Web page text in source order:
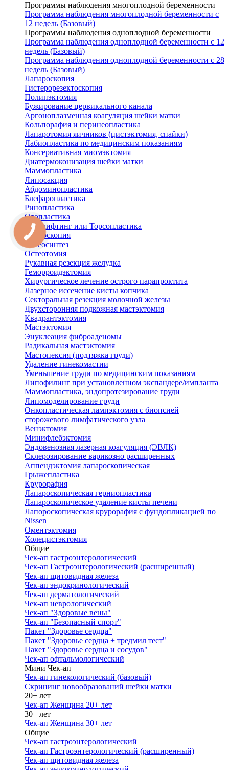
Программы наблюдения многоплодной беременности
Программа наблюдения многоплодной беременности с
12 недель (Базовый)
Программы наблюдения одноплодной беременности
Программа наблюдения одноплодной беременности с 12
недель (Базовый)
Программа наблюдения одноплодной беременности с 28
недель (Базовый)
Лапароскопия
Гистерорезектоскопия
Полипэктомия
Бужирование цервикального канала
Аргоноплазменная коагуляция шейки матки
Кольпорафия и перинеопластика
Лапаротомия яичников (цистэктомия, спайки)
Лабиопластика по медицинским показаниям
Консервативная миомэктомия
Диатермоконизация шейки матки
Маммопластика
Липосакция
Абдоминопластика
Блефаропластика
Ринопластика
Отопластика
Бодилифтинг или Торсопластика
Артроскопия
Остеосинтез
Остеотомия
Рукавная резекция желудка
Геморроидэктомия
Хирургическое лечение острого парапроктита
Лазерное иссечение кисты копчика
Секторальная резекция молочной железы
Двухсторонняя подкожная мастэктомия
Квадрантэктомия
Мастэктомия
Энуклеация фиброаденомы
Радикальная мастэктомия
Мастопексия (подтяжка груди)
Удаление гинекомастии
Уменьшение груди по медицинским показаниям
Липофилинг при установленном экспандере/импланта
Маммопластика, эндопротезирование груди
Липомоделирование груди
Онкопластическая лампэктомия с биопсией
сторожевого лимфатического узла
Венэктомия
Минифлебэктомия
Эндовенозная лазерная коагуляция (ЭВЛК)
Склерозирование варикозно расширенных
Аппендэктомия лапароскопическая
Грыжепластика
Крурорафия
Лапароскопическая герниопластика
Лапароскопическое удаление кисты печени
Лапороскопическая крурорафия с фундопликацией по
Nissen
Оментэктомия
Холецистэктомия
Общие
Чек-ап гастроэнтерологический
Чек-ап Гастроэнтерологический (расширенный)
Чек-ап щитовидная железа
Чек-ап эндокринологический
Чек-ап дерматологический
Чек-ап неврологический
Чек-ап "Здоровые вены"
Чек-ап "Безопасный спорт"
Пакет "Здоровье сердца"
Пакет "Здоровье сердца + тредмил тест"
Пакет "Здоровье сердца и сосудов"
Чек-ап офтальмологический
Мини Чек-ап
Чек-ап гинекологический (базовый)
Скрининг новообразований шейки матки
20+ лет
Чек-ап Женщина 20+ лет
30+ лет
Чек-ап Женщина 30+ лет
Общие
Чек-ап гастроэнтерологический
Чек-ап Гастроэнтерологический (расширенный)
Чек-ап щитовидная железа